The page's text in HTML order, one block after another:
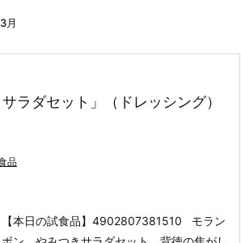
次へ
月
ラダセット」（ドレッシング）
品
【本日の試食品】 4902807381510 モラン